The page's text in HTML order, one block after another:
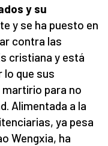
y su
y se ha puesto en
contra las
cristiana y está
lo que sus
para no
Alimentada a la
ya pesa
Wengxia, ha